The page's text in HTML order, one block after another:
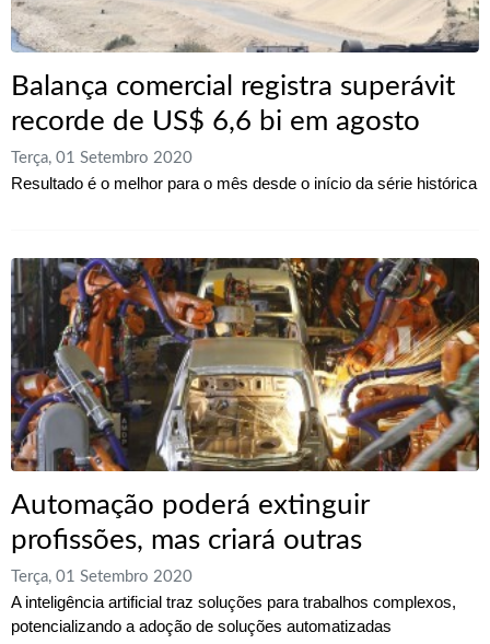
Balança comercial registra superávit
recorde de US$ 6,6 bi em agosto
Terça, 01 Setembro 2020
Resultado é o melhor para o mês desde o início da série histórica
Automação poderá extinguir
profissões, mas criará outras
Terça, 01 Setembro 2020
A inteligência artificial traz soluções para trabalhos complexos,
potencializando a adoção de soluções automatizadas